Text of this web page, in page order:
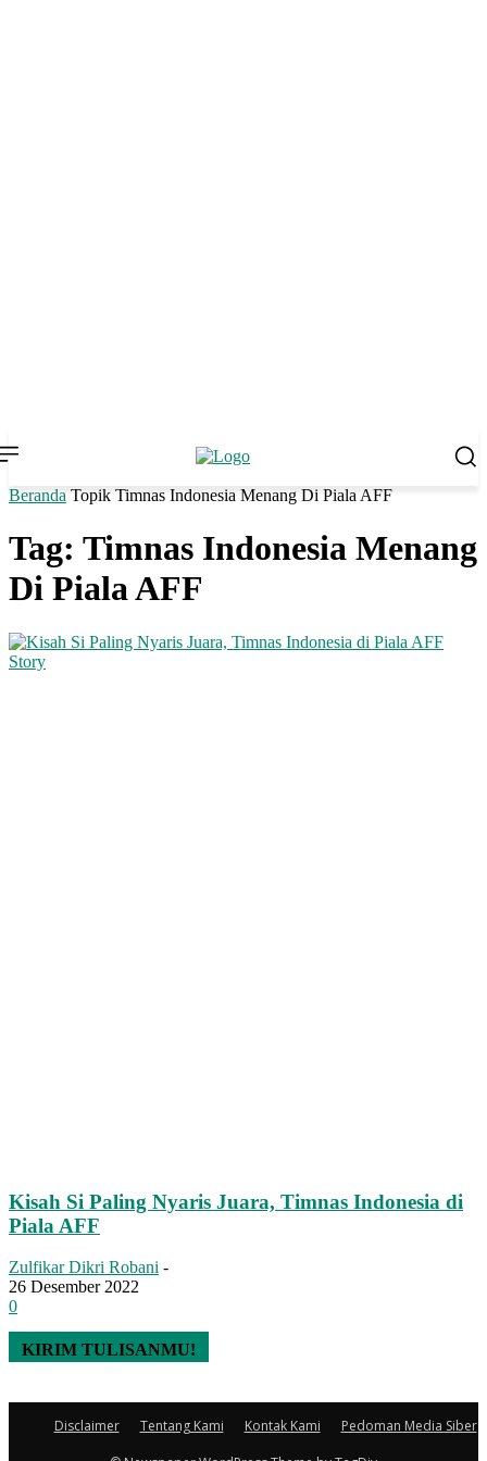
Beranda Topik Timnas Indonesia Menang Di Piala AFF
Tag: Timnas Indonesia Menang
Di Piala AFF
Story
Kisah Si Paling Nyaris Juara, Timnas Indonesia di
Piala AFF
Zulfikar Dikri Robani -
26 Desember 2022
0
KIRIM TULISANMU!
Disclaimer Tentang Kami Kontak Kami
Pedoman Media Siber